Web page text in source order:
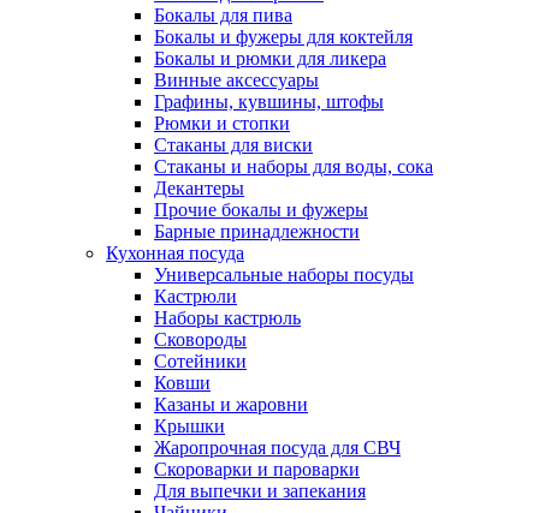
Бокалы для пива
Бокалы и фужеры для коктейля
Бокалы и рюмки для ликера
Винные аксессуары
Графины, кувшины, штофы
Рюмки и стопки
Стаканы для виски
Стаканы и наборы для воды, сока
Декантеры
Прочие бокалы и фужеры
Барные принадлежности
Кухонная посуда
Универсальные наборы посуды
Кастрюли
Наборы кастрюль
Сковороды
Сотейники
Ковши
Казаны и жаровни
Крышки
Жаропрочная посуда для СВЧ
Скороварки и пароварки
Для выпечки и запекания